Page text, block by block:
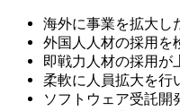
海外に事業を拡大し
外国人人材の採用を
即戦力人材の採用が
柔軟に人員拡大を行
ソフトウェア受託